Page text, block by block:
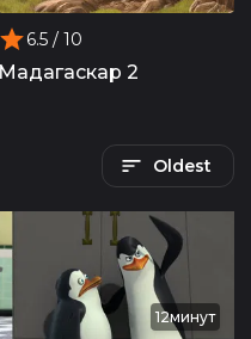
6.5 / 10
Мадагаскар 2
Oldest
12минут